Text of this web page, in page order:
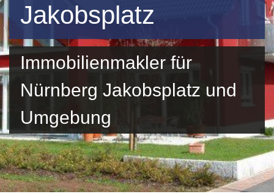
Jakobsplatz
Immobilienmakler für
Nürnberg Jakobsplatz und
Umgebung